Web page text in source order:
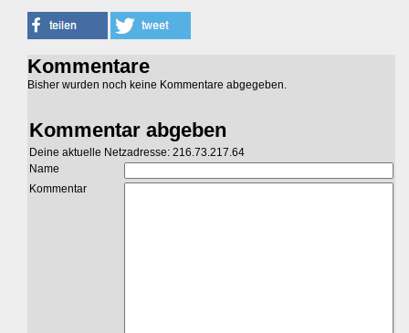
Kommentare
Bisher wurden noch keine Kommentare abgegeben.
Kommentar abgeben
Deine aktuelle Netzadresse: 216.73.217.64
Name
Kommentar